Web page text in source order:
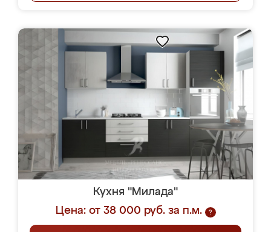
Кухня "Милада"
Цена: от 38 000 руб. за п.м.
?